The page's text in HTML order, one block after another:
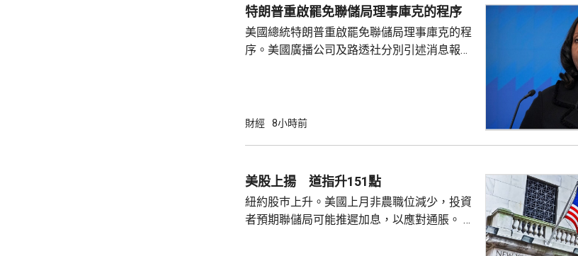
見，令外界質疑特朗普可能試圖影響聯儲局決
策。不過日程顯示，沃什6月沒與特朗普通話
或會談，只是與財長貝森特進行三次早餐
特朗普重啟罷免聯儲局理事庫克的程序
美國總統特朗普重啟罷免聯儲局理事庫克的程
序。美國廣播公司及路透社分別引述消息報
事的誠信產生質疑，因此特朗普正考慮撒銷她
何正當理由可以解除庫克的職務。 特朗普去年
8月底亦曾以欺詐抵押貸款為由，解除庫...
財經 8小時前
美股上揚 道指升151點
紐約股巿上升。美國上月非農職位減少，投資
者預期聯儲局可能推遲加息，以應對通脹。 道